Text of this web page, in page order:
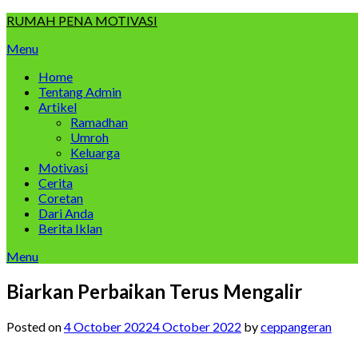
Skip
content
RUMAH PENA MOTIVASI
Menu
Home
Tentang Admin
Artikel
Ramadhan
Umroh
Keluarga
Motivasi
Cerita
Coretan
Dari Anda
Berita Iklan
Menu
Biarkan Perbaikan Terus Mengalir
Posted on4 October 20224 October 2022 byceppangeran